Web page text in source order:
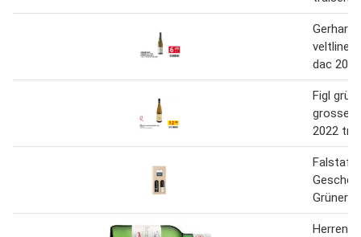
Gerhard
veltliner
dac 2024
Figl
grosse
2022
Falstaff
Grüner